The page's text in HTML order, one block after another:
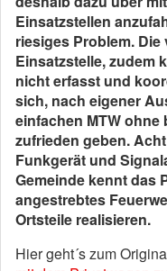
Einsatzstellen
riesiges Problem.
Einsatzstelle, zudem
nicht erfasst und
sich, nach eigener
einfachen MTW
zufrieden geben.
Funkgerät und
Gemeinde kennt das
angestrebtes
Ortsteile realisieren.
Hier geht´s zum